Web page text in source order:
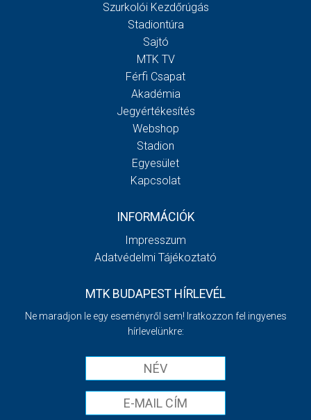
Szurkolói Kezdőrúgás
Stadiontúra
Sajtó
MTK TV
Férfi Csapat
Akadémia
Jegyértékesítés
Webshop
Stadion
Egyesület
Kapcsolat
INFORMÁCIÓK
Impresszum
Adatvédelmi Tájékoztató
MTK BUDAPEST HÍRLEVÉL
Ne maradjon le egy eseményről sem! Iratkozzon fel ingyenes
hírlevelünkre: